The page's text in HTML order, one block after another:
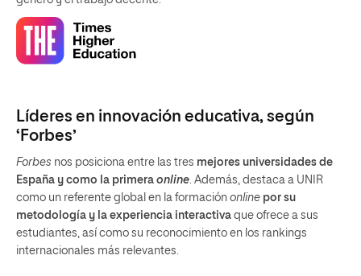
Líderes en innovación educativa, según
‘Forbes’
Forbes nos posiciona entre las tres mejores universidades de
España y como la primera online. Además, destaca a UNIR
como un referente global en la formación online por su
metodología y la experiencia interactiva que ofrece a sus
estudiantes, así como su reconocimiento en los rankings
internacionales más relevantes.